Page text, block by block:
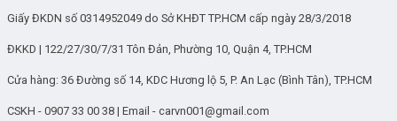
Giấy ĐKDN số 0314952049 do Sở KHĐT TP.HCM cấp ngày 28/3/2018
ĐKKD | 122/27/30/7/31 Tôn Đản, Phường 10, Quận 4, TP.HCM
Cửa hàng: 36 Đường số 14, KDC Hương lộ 5, P. An Lạc (Bình Tân), TP.HCM
CSKH - 0907 33 00 38 | Email - carvn001@gmail.com